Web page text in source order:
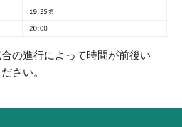
進行によって時間が前後い
さい。